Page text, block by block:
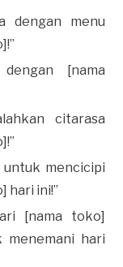
dengan menu
[nama
citarasa
untuk mencicipi
hari ini!”
[nama toko]
menemani hari